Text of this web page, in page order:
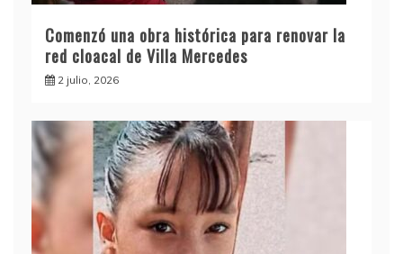
Comenzó una obra histórica para renovar la
red cloacal de Villa Mercedes
2 julio, 2026